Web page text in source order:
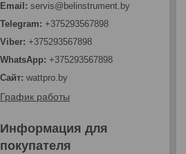
servis@belinstrument.by
+375293567898
+375293567898
+375293567898
wattpro.by
График работы
Информация для
покупателя